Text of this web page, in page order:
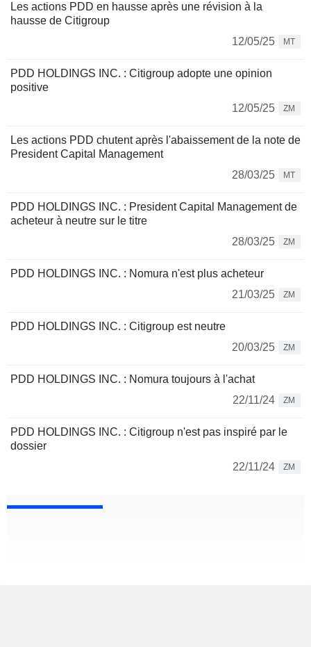
Les actions PDD en hausse après une révision à la
hausse de Citigroup
12/05/25
MT
PDD HOLDINGS INC. : Citigroup adopte une opinion
positive
12/05/25
ZM
Les actions PDD chutent après l'abaissement de la note de
President Capital Management
28/03/25
MT
PDD HOLDINGS INC. : President Capital Management de
acheteur à neutre sur le titre
28/03/25
ZM
PDD HOLDINGS INC. : Nomura n'est plus acheteur
21/03/25
ZM
PDD HOLDINGS INC. : Citigroup est neutre
20/03/25
ZM
PDD HOLDINGS INC. : Nomura toujours à l'achat
22/11/24
ZM
PDD HOLDINGS INC. : Citigroup n'est pas inspiré par le
dossier
22/11/24
ZM